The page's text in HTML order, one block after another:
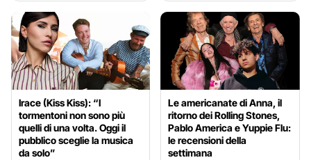
Irace (Kiss Kiss): “I
tormentoni non sono più
quelli di una volta. Oggi il
pubblico sceglie la musica
da solo”
Le americanate di Anna, il
ritorno dei Rolling Stones,
Pablo America e Yuppie Flu:
le recensioni della
settimana